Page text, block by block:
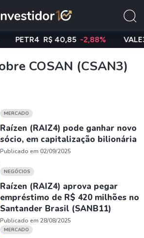
R$ 40,85 -2,88% VALE3 R$
COSAN (CSAN3)
MERCADO
Raízen (RAIZ4) pode ganhar novo
sócio, em capitalização bilionária
Publicado em 02/09/2025
NEGÓCIOS
Raízen (RAIZ4) aprova pegar
empréstimo de R$ 420 milhões no
Santander Brasil (SANB11)
Publicado em 28/08/2025
MERCADO